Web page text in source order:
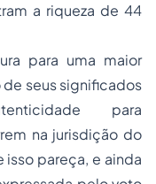
a riqueza de 44
para uma maior
seus significados
para
na jurisdição do
isso pareça, e ainda